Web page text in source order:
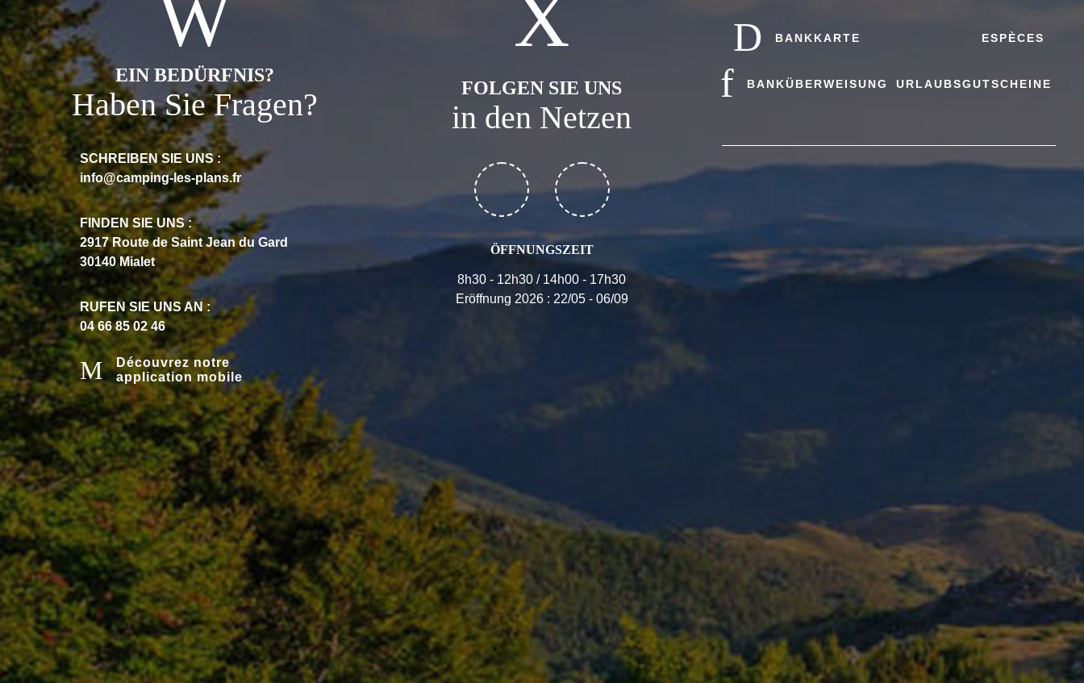
EIN BEDÜRFNIS?
Haben Sie Fragen?
SCHREIBEN SIE UNS :
info@camping-les-plans.fr
FINDEN SIE UNS :
2917 Route de Saint Jean du Gard
30140 Mialet
RUFEN SIE UNS AN :
04 66 85 02 46
Découvrez notre
application mobile
FOLGEN SIE UNS
in den Netzen
ÖFFNUNGSZEIT
8h30 - 12h30 / 14h00 - 17h30
Eröffnung 2026 : 22/05 - 06/09
BANKKARTE ESPÈCES
BANKÜBERWEISUNG URLAUBSGUTSCHEINE